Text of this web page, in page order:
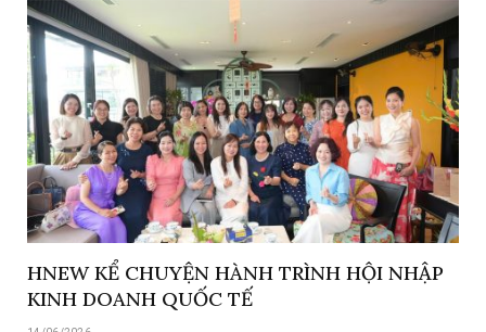
HNEW KỂ CHUYỆN HÀNH TRÌNH HỘI NHẬP
KINH DOANH QUỐC TẾ